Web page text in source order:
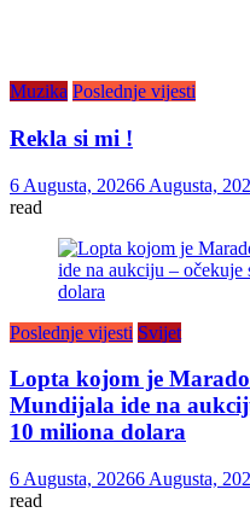
Muzika Poslednje vijesti
Rekla si mi !
6 Augusta, 20266 Augusta,
read
Poslednje vijesti Svijet
Lopta kojom je
Mundijala ide na
10 miliona dolara
6 Augusta, 20266 Augusta,
read